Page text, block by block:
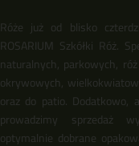
Róże już od blisko
ROSARIUM Szkółki Róż.
naturalnych, parkowych,
okrywowych,
oraz do patio. Dodatkowo,
prowadzimy sprzedaż
optymalnie dobrane